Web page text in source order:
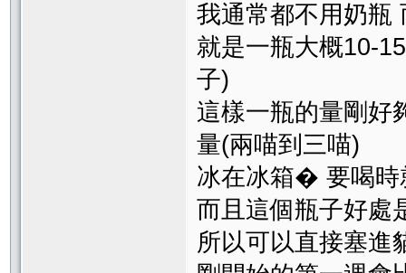
我通常都不用奶瓶
就是一瓶大概10-
子)
這樣一瓶的量剛好
量(兩喵到三喵)
冰在冰箱� 要喝時
而且這個瓶子好處
所以可以直接塞進